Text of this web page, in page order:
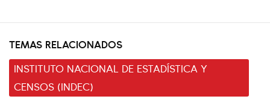
TEMAS RELACIONADOS
INSTITUTO NACIONAL DE ESTADÍSTICA Y
CENSOS (INDEC)